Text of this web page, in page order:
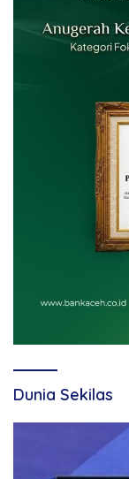
Dunia Sekilas